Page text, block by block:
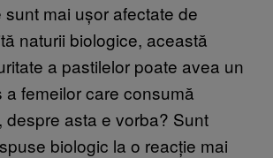
sunt mai ușor afectate de
naturii biologice, această
a pastilelor poate avea un
a femeilor care consumă
despre asta e vorba? Sunt
biologic la o reacție mai